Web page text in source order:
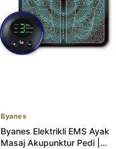
Byanes
Byanes Elektrikli EMS Ayak
Masaj Akupunktur Pedi |